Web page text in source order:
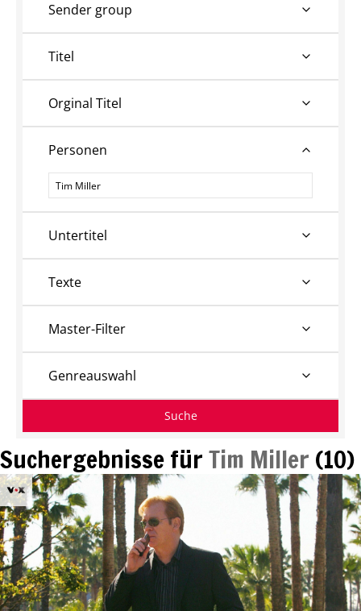
Suchergebnisse fürTim Miller (10)
Sender group
Titel
Orginal Titel
Personen
Personen
Untertitel
Texte
Master-Filter
Genreauswahl
Suche